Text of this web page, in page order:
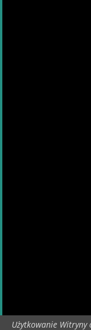
Użytkowanie Witryny